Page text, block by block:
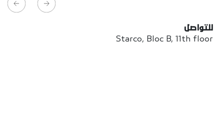
للتواصل
Starco, Bloc B, 11th floor